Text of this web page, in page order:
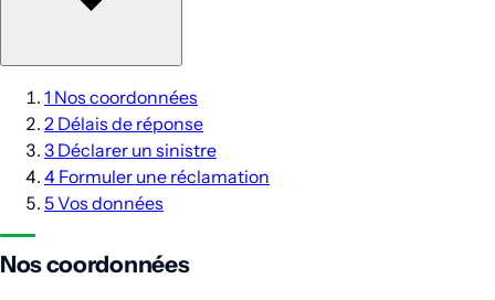
1 Nos coordonnées
2 Délais de réponse
3 Déclarer un sinistre
4 Formuler une réclamation
5Vos données
Nos coordonnées